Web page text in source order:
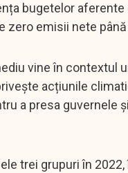
bugetelor
zero emisii nete
vine în contextul
acțiunile
a presa guvernele
trei grupuri în